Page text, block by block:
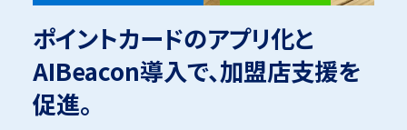
ポイントカードのアプリ化と
AIBeacon導入で、加盟店支援を
促進。